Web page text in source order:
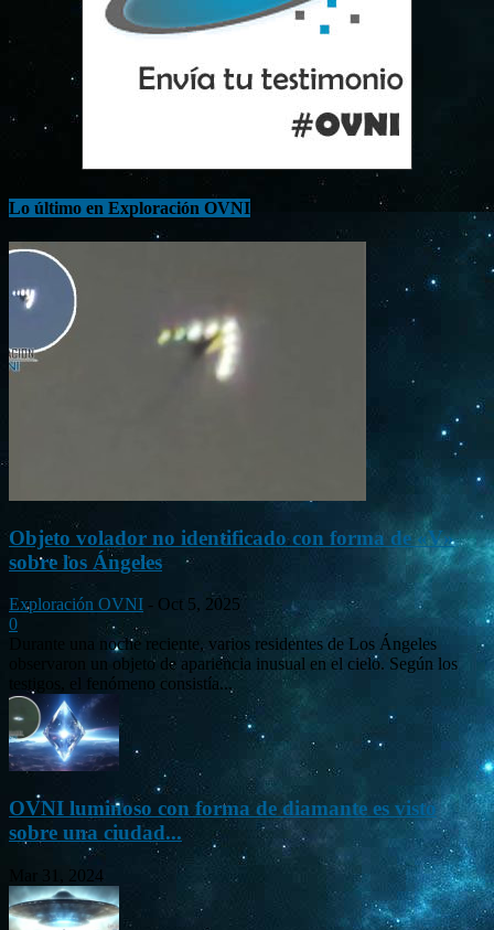
Lo último en Exploración OVNI
Objeto volador no identificado con forma de «V»
sobre los Ángeles
Exploración OVNI - Oct 5, 2025
0
Durante una noche reciente, varios residentes de Los Ángeles
observaron un objeto de apariencia inusual en el cielo. Según los
testigos, el fenómeno consistía...
OVNI luminoso con forma de diamante es visto
sobre una ciudad...
Mar 31, 2024